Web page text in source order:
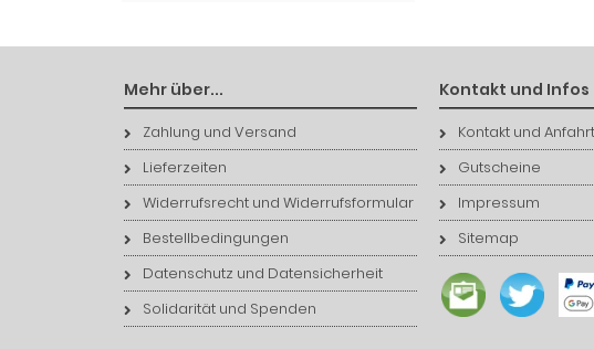
Mehr über...
Zahlung und Versand
Lieferzeiten
Widerrufsrecht und Widerrufsformular
Bestellbedingungen
Datenschutz und Datensicherheit
Solidarität und Spenden
Kontakt und Infos
Kontakt und
Gutscheine
Impressum
Sitemap